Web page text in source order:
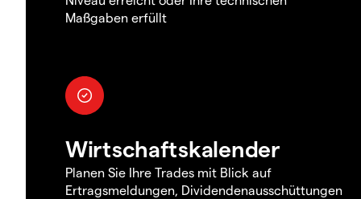
Maßgaben erfüllt
Wirtschaftskalender
Planen Sie Ihre Trades mit Blick auf
Ertragsmeldungen, Dividendenausschüttungen